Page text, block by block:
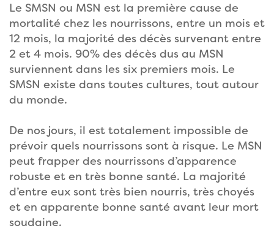
Le SMSN ou MSN est la première cause de
mortalité chez les nourrissons, entre un mois et
12 mois, la majorité des décès survenant entre
2 et 4 mois. 90% des décès dus au MSN
surviennent dans les six premiers mois. Le
SMSN existe dans toutes cultures, tout autour
du monde.
De nos jours, il est totalement impossible de
prévoir quels nourrissons sont à risque. Le MSN
peut frapper des nourrissons d’apparence
robuste et en très bonne santé. La majorité
d’entre eux sont très bien nourris, très choyés
et en apparente bonne santé avant leur mort
soudaine.